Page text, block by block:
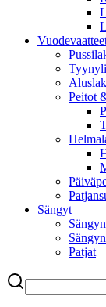
Peitot
Sängyt
Patjat
Etsi